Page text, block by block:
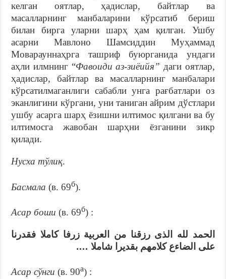
келган оятлар, ҳадислар, байтлар ва
масалларнинг манбаларини кўрсатиб бериш
билан бирга уларни шарҳ ҳам қилган. Ушбу
асарни Мавлоно Шамсиддин Муҳаммад
Моварауннаҳрга ташриф буюрганида ундаги
аҳли илмнинг “Фавоиди аз-зиёийя” даги оятлар,
ҳадислар, байтлар ва масалларнинг манбалари
кўрсатилмаганлиги сабабли унга рағбатлари оз
эканлигини кўргани, уни таниган айрим дўстлари
ушбу асарга шарҳ ёзишни илтимос қилгани ва бу
илтимосга жавобан шарҳни ёзганини зикр
қилади.
Нусха тўлиқ.
Басмала (в. 69б).
Асар боши (в. 69б) :
الحمد لله الذى رزقنا من العربية زرفا كاملا فقدرنا
على الضاءع كلامهم بقديرا شاملا ….
Асар сўнги (в. 90а) :